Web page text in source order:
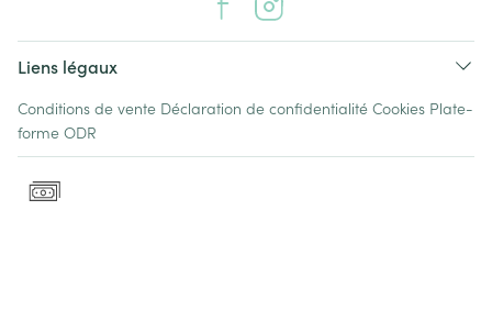
Liens légaux
Conditions de vente Déclaration de confidentialité Cookies Plate-
forme ODR